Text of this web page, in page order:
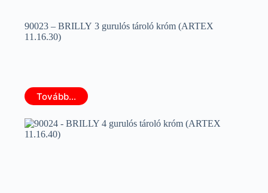
90023 – BRILLY 3 gurulós tároló króm (ARTEX
11.16.30)
Tovább...